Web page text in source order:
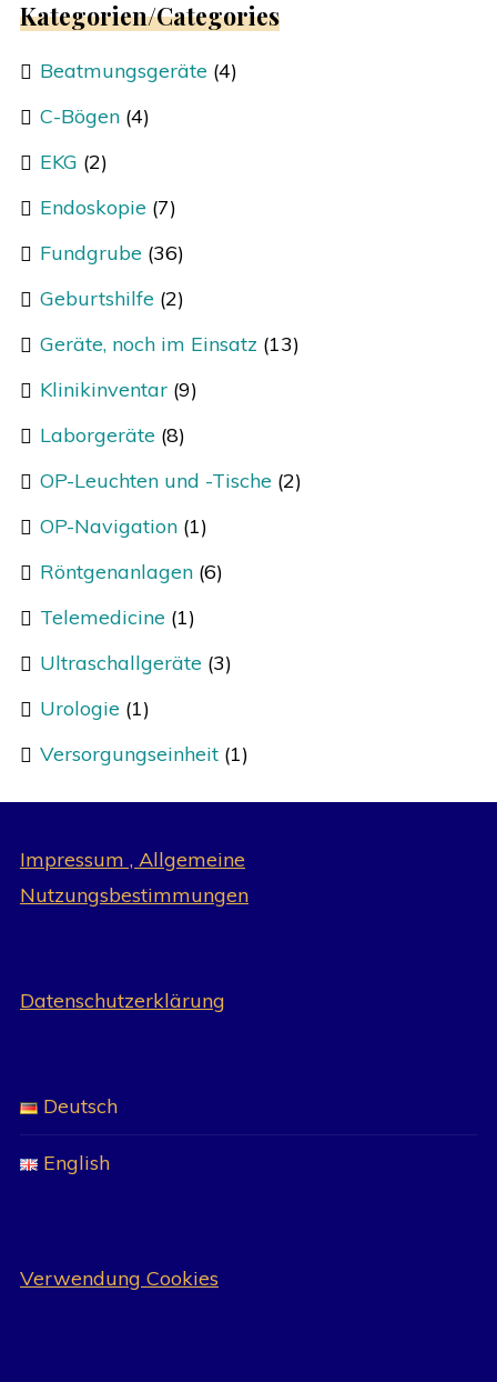
Kategorien/Categories
Beatmungsgeräte (4)
C-Bögen (4)
EKG (2)
Endoskopie (7)
Fundgrube (36)
Geburtshilfe (2)
Geräte, noch im Einsatz (13)
Klinikinventar (9)
Laborgeräte (8)
OP-Leuchten und -Tische (2)
OP-Navigation (1)
Röntgenanlagen (6)
Telemedicine (1)
Ultraschallgeräte (3)
Urologie (1)
Versorgungseinheit (1)
Impressum , Allgemeine
Nutzungsbestimmungen
Datenschutzerklärung
Deutsch
English
Verwendung Cookies